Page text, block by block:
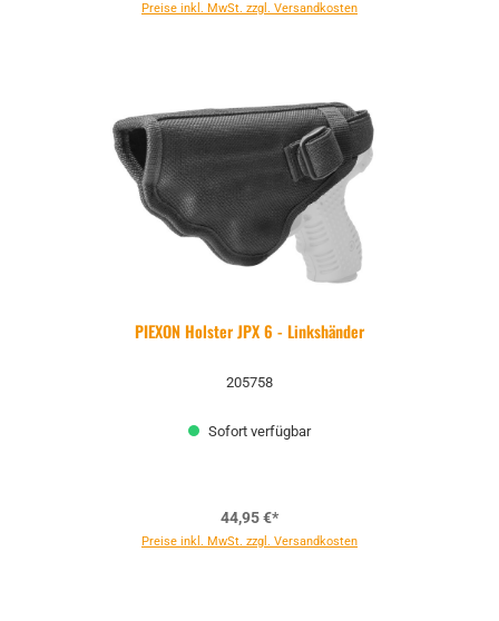
Preise inkl. MwSt. zzgl. Versandkosten
PIEXON Holster JPX 6 - Linkshänder
205758
Sofort verfügbar
44,95 €*
Preise inkl. MwSt. zzgl. Versandkosten